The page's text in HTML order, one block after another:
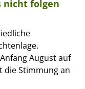
nicht folgen
August auf
die Stimmung an